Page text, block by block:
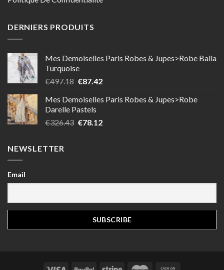
DERNIERS PRODUITS
Mes Demoiselles Paris Robes & Jupes>Robe Balla
Turquoise
€497.18 Le
initial
était :
€497.18.
€87.42Le
actuel
€87.42.
Mes Demoiselles Paris Robes & Jupes>Robe
Darelle Pastels
€326.43 Le
€78.12Le
NEWSLETTER
Email